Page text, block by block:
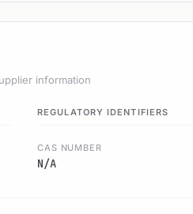
information
REGULATORY IDENTIFIERS
CAS NUMBER
N/A